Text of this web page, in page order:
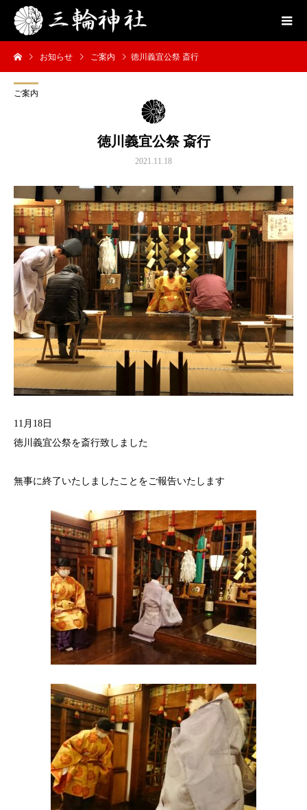
お知らせ ご案内 徳川義宜公祭 斎行
ご案内
徳川義宜公祭 斎行
2021.11.18
11月18日
徳川義宜公祭を斎行致しました
無事に終了いたしましたことをご報告いたします